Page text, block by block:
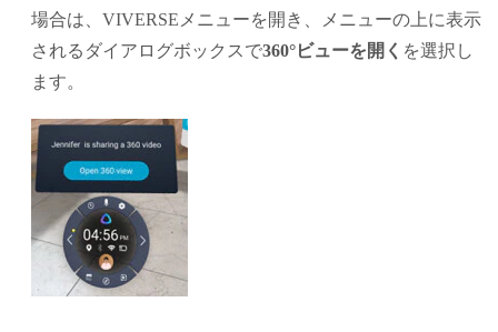
場合は、 VIVERSEメニューを開き、メニューの上に表示
されるダイアログボックスで360°ビューを開く を選択し
ます。